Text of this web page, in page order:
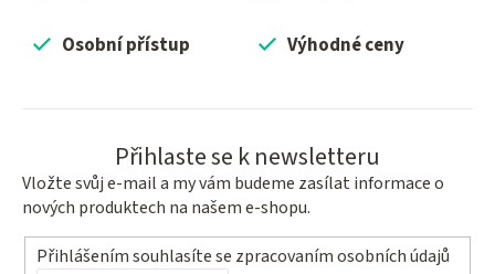
v
k
y
v
ý
Osobní přístup Výhodné ceny
Přihlaste se k newsletteru
Vložte svůj e-mail a my vám budeme zasílat informace o
nových produktech na našem e-shopu.
Přihlášením souhlasíte se zpracovaním osobních údajů